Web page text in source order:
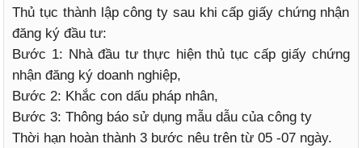
Thủ tục thành lập công ty sau khi cấp giấy chứng nhận
đăng ký đầu tư:
Bước 1: Nhà đầu tư thực hiện thủ tục cấp giấy chứng
nhận đăng ký doanh nghiệp,
Bước 2: Khắc con dấu pháp nhân,
Bước 3: Thông báo sử dụng mẫu dẫu của công ty
Thời hạn hoàn thành 3 bước nêu trên từ 05 -07 ngày.